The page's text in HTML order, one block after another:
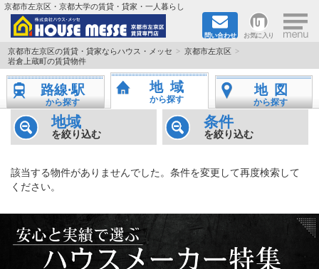
京都市左京区・京都大学の賃貸・貸家・一人暮らし
問い合わせ お気に入り ×
TOPページ
地図から検索
地域から検索
書類DL & 入居者さまへ
家族で住むならマンション？賃家？
一人暮らしの物件特集
京都市左京区の賃貸・貸家ならハウス・メッセ
京都市左京区
岩倉上蔵町の賃貸物件
路線·駅
から探す
地域
から探す
地図
から探す
地域
を絞り込む
条件
を絞り込む
該当する物件がありませんでした。条件を変更して再度検索して
ください。